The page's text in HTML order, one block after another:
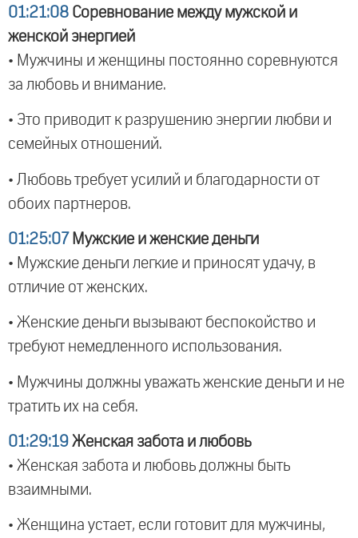
01:21:08 Соревнование между мужской и
женской энергией
• Мужчины и женщины постоянно соревнуются
за любовь и внимание.
• Это приводит к разрушению энергии любви и
семейных отношений.
• Любовь требует усилий и благодарности от
обоих партнеров.
01:25:07 Мужские и женские деньги
• Мужские деньги легкие и приносят удачу, в
отличие от женских.
• Женские деньги вызывают беспокойство и
требуют немедленного использования.
• Мужчины должны уважать женские деньги и не
тратить их на себя.
01:29:19 Женская забота и любовь
• Женская забота и любовь должны быть
взаимными.
• Женщина устает, если готовит для мужчины,